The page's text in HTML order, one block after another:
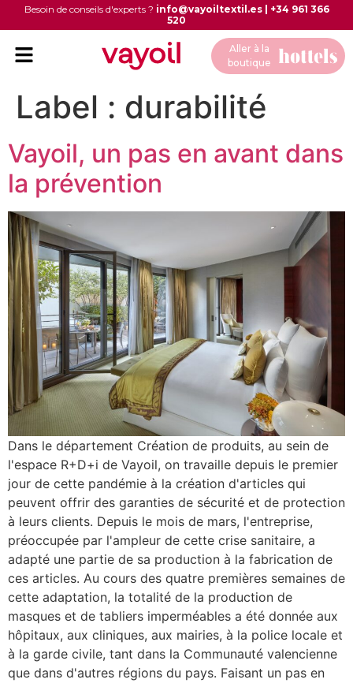
Besoin de conseils d'experts ? info@vayoiltextil.es| +34 961 366
520
Aller à la
boutique
Label : durabilité
Vayoil, un pas en avant dans
la prévention
Dans le département Création de produits, au sein de
l'espace R+D+i de Vayoil, on travaille depuis le premier
jour de cette pandémie à la création d'articles qui
peuvent offrir des garanties de sécurité et de protection
à leurs clients. Depuis le mois de mars, l'entreprise,
préoccupée par l'ampleur de cette crise sanitaire, a
adapté une partie de sa production à la fabrication de
ces articles. Au cours des quatre premières semaines de
cette adaptation, la totalité de la production de
masques et de tabliers imperméables a été donnée aux
hôpitaux, aux cliniques, aux mairies, à la police locale et
à la garde civile, tant dans la Communauté valencienne
que dans d'autres régions du pays. Faisant un pas en